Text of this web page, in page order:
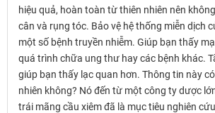
hiệu quả, hoàn toàn từ thiên nhiên nên
cân và rụng tóc. Bảo vệ hệ thống miễn dịch
một số bệnh truyền nhiễm. Giúp bạn thấy
quá trình chữa ung thư hay các bệnh khác.
giúp bạn thấy lạc quan hơn. Thông tin này
nhiên không? Nó đến từ một công ty dược
trái mãng cầu xiêm đã là mục tiêu nghiên